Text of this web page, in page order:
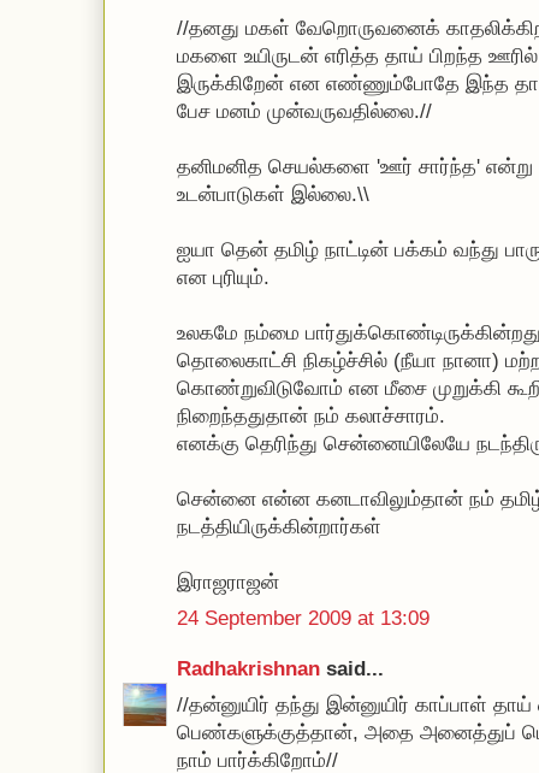
//தனது மகள் வேறொருவனைக்
மகளை உயிருடன் எரித்த தாய் பிறந்த ஊரில்
இருக்கிறேன் என எண்ணும்போதே இந்த
பேச மனம் முன்வருவதில்லை.//
தனிமனித செயல்களை 'ஊர் சார்ந்த' என்று
உடன்பாடுகள் இல்லை.\\
ஐயா தென் தமிழ் நாட்டின் பக்கம் வந்து
என புரியும்.
உலகமே நம்மை
தொலைகாட்சி நிகழ்ச்சில் (நீயா நானா)
கொண்றுவிடுவோம் என மீசை முறுக்கி
நிறைந்ததுதான் நம் கலாச்சாரம்.
எனக்கு தெரிந்து சென்னையிலேயே
சென்னை என்ன கனடாவிலும்தான் நம்
நடத்தியிருக்கின்றார்கள்
இராஜராஜன்
24 September 2009 at 13:09
Radhakrishnan said...
//தன்னுயிர் தந்து இன்னுயிர் காப்பாள்
பெண்களுக்குத்தான், அதை அனைத்துப்
நாம் பார்க்கிறோம்//